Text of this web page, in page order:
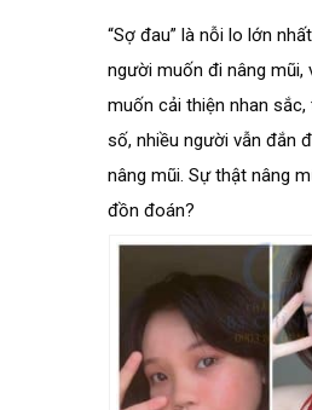
“Sợ đau” là nỗi lo lớn
người muốn đi nâng mũi,
muốn cải thiện nhan
số, nhiều người vẫn đắn
nâng mũi. Sự thật nâng
đồn đoán?